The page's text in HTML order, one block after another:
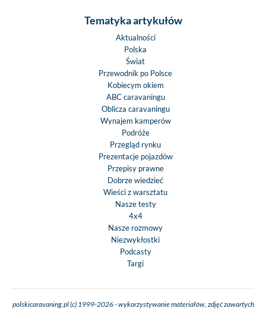
Tematyka artykułów
Aktualności
Polska
Świat
Przewodnik po Polsce
Kobiecym okiem
ABC caravaningu
Oblicza caravaningu
Wynajem kamperów
Podróże
Przegląd rynku
Prezentacje pojazdów
Przepisy prawne
Dobrze wiedzieć
Wieści z warsztatu
Nasze testy
4x4
Nasze rozmowy
Niezwykłostki
Podcasty
Targi
polskicaravaning.pl (c) 1999-2026 - wykorzystywanie materiałów, zdjęć zawartych